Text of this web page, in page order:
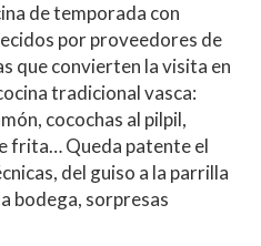
de temporada con
por proveedores de
que convierten la visita en
tradicional vasca:
cocochas al pilpil,
frita… Queda patente el
del guiso a la parrilla
bodega, sorpresas